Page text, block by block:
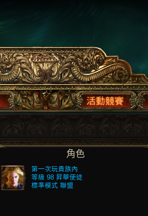
角色
第一次玩貴族內
等級 98 昇華使徒
標準模式 聯盟